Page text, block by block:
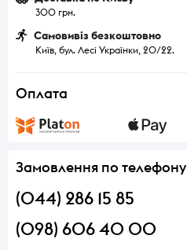
300 грн.
Самовивіз безкоштовно
Київ, бул. Лесі Українки, 20/22.
Оплата
Замовлення по телефону
(044) 286 15 85
(098) 606 40 00